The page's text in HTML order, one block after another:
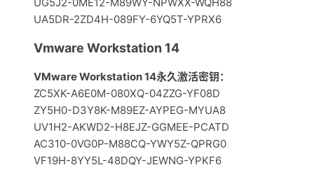
UA5DR-2ZD4H-089FY-6YQ5T-YPRX6
Vmware Workstation 14
VMware Workstation 14永久激活密钥：
ZC5XK-A6E0M-080XQ-04ZZG-YF08D
ZY5H0-D3Y8K-M89EZ-AYPEG-MYUA8
UV1H2-AKWD2-H8EJZ-GGMEE-PCATD
AC310-0VG0P-M88CQ-YWY5Z-QPRG0
VF19H-8YY5L-48DQY-JEWNG-YPKF6